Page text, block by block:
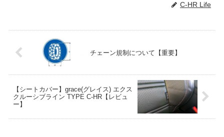
C-HR Life
チェーン規制について【重要】
【シートカバー】grace(グレイス) エクス
クルーシブライン TYPE C-HR【レビュ
ー】